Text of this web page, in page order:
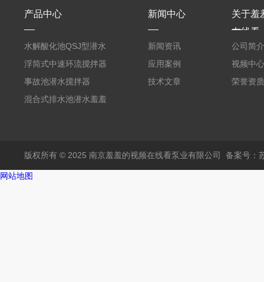
产品中心
水解酸化池QSJ型潜水
羞羞APP在线下载
浮筒式中速环流搅拌器
事故池潜水搅拌器
混合式排水池潜水羞羞
新闻中心
新闻资讯
应用案例
技术文章
关于羞
在线看
公司简介
视频中心
荣誉资质
版权所有 © 2025 南京羞羞的视频在线看泵业有限公司 备案号
网站地图